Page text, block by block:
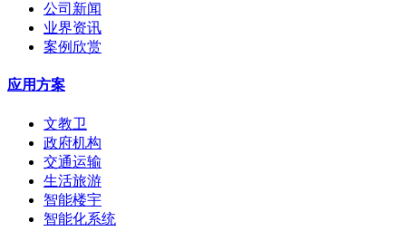
公司新闻
业界资讯
案例欣赏
应用方案
文教卫
政府机构
交通运输
生活旅游
智能楼宇
智能化系统